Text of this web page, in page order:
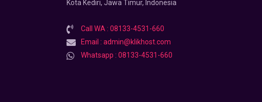
Kota Kediri, Jawa Timur, Indonesia
Call WA : 08133-4531-660
Email : admin@klikhost.com
Whatsapp : 08133-4531-660